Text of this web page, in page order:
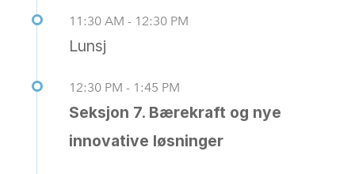
11:30 AM - 12:30 PM
Lunsj
12:30 PM - 1:45 PM
Seksjon 7. Bærekraft og nye
innovative løsninger